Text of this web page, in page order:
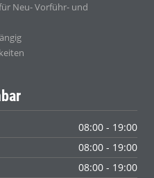
Neu- Vorführ- und
08:00 - 19:00
08:00 - 19:00
08:00 - 19:00